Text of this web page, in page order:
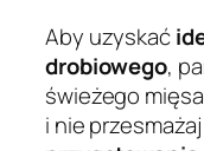
Aby uzyskać
drobiowego,
świeżego
i nie